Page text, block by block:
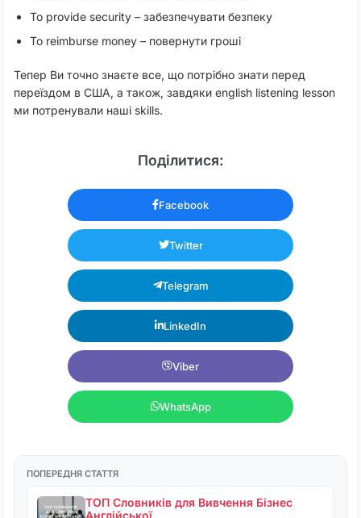
To provide security – забезпечувати безпеку
To reimburse money – повернути гроші
Тепер Ви точно знаєте все, що потрібно знати перед
переїздом в США, а також, завдяки english listening lesson
ми потренували наші skills.
Поділитися:
Facebook
Twitter
Telegram
LinkedIn
Viber
WhatsApp
ПОПЕРЕДНЯ СТАТТЯ
ТОП Словників для Вивчення Бізнес
Англійської